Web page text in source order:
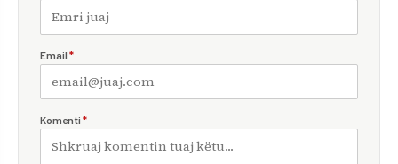
Email *
Komenti *